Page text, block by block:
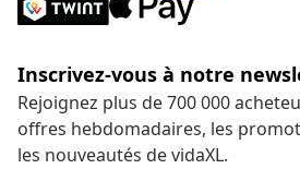
Inscrivez-vous à notre
Rejoignez plus de 700 000
offres hebdomadaires, les
les nouveautés de vidaXL.